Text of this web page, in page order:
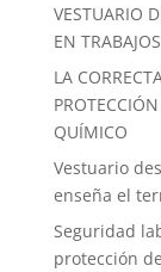
VESTUARIO
EN
LA
QUÍMICO
Vestuario
enseña el
Seguridad
protección